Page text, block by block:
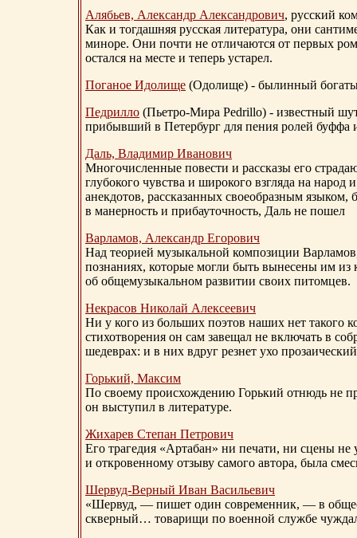
Алябьев, Александр Александрович, русский
Как и тогдашняя русская литература, они
миноре. Они почти не отличаются от первых
остался на месте и теперь устарел.
Поганое Идолище (Одолище) - былинный
Педрилло (Пьетро-Мира Pedrillo) - известный
прибывший в Петербург для пения ролей буффа
Даль, Владимир Иванович
Многочисленные повести и рассказы его
глубокого чувства и широкого взгляда на
анекдотов, рассказанных своеобразным
в манерность и прибауточность, Даль не пошел
Варламов, Александр Егорович
Над теорией музыкальной композиции
познаниях, которые могли быть вынесены им из
об общемузыкальном развитии своих питомцев.
Некрасов Николай Алексеевич
Ни у кого из больших поэтов наших нет такого
стихотворения он сам завещал не включать в
шедеврах: и в них вдруг резнет ухо
Горький, Максим
По своему происхождению Горький отнюдь не
он выступил в литературе.
Жихарев Степан Петрович
Его трагедия «Артабан» ни печати, ни сцены
и откровенному отзыву самого автора, была
Шервуд-Верный Иван Васильевич
«Шервуд, — пишет один современник, — в
скверный… товарищи по военной службе